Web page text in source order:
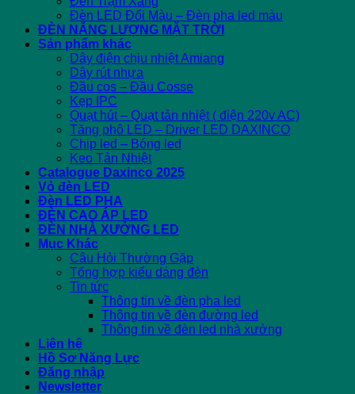
Đèn LED Đổi Màu – Đèn pha led màu
ĐÈN NĂNG LƯỢNG MẶT TRỜI
Sản phẩm khác
Dây điện chịu nhiệt Amiang
Dây rút nhựa
Đầu cos – Đầu Cosse
Kẹp IPC
Quạt hút – Quạt tản nhiệt ( điện 220v AC)
Tăng phô LED – Driver LED DAXINCO
Chip led – Bóng led
Keo Tản Nhiệt
Catalogue Daxinco 2025
Vỏ đèn LED
Đèn LED PHA
ĐÈN CAO ÁP LED
ĐÈN NHÀ XƯỞNG LED
Mục Khác
Câu Hỏi Thường Gặp
Tổng hợp kiểu dáng đèn
Tin tức
Thông tin về đèn pha led
Thông tin về đèn đường led
Thông tin về đèn led nhà xưởng
Liên hệ
Hồ Sơ Năng Lực
Đăng nhập
Newsletter